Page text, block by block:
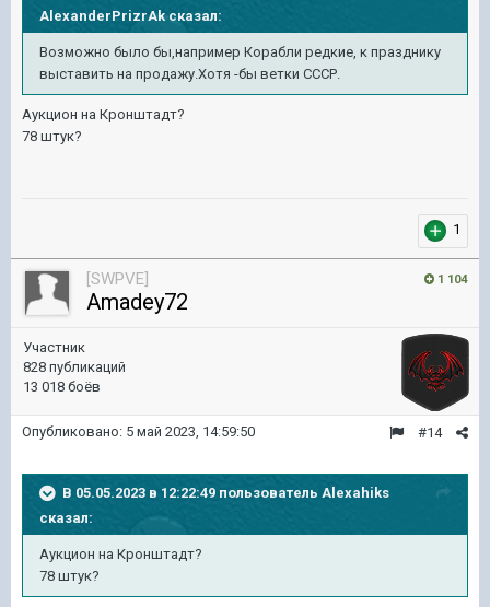
AlexanderPrizrAkсказал:
Возможно было бы,например Корабли редкие, к празднику
выставить на продажу.Хотя -бы ветки СССР.
Аукцион на Кронштадт?
78 штук?
1
1 104
[SWPVE]
Amadey72
Участник
828 публикаций
13 018 боёв
#14
Опубликовано: 5 май 2023, 14:59:50
В 05.05.2023 в 12:22:49 пользователь Alexahiks
сказал:
Аукцион на Кронштадт?
78 штук?